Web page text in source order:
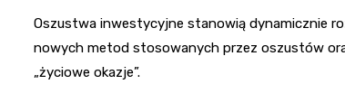
Oszustwa inwestycyjne stanowią dynamicznie
nowych metod stosowanych przez oszustów
„życiowe okazje”.